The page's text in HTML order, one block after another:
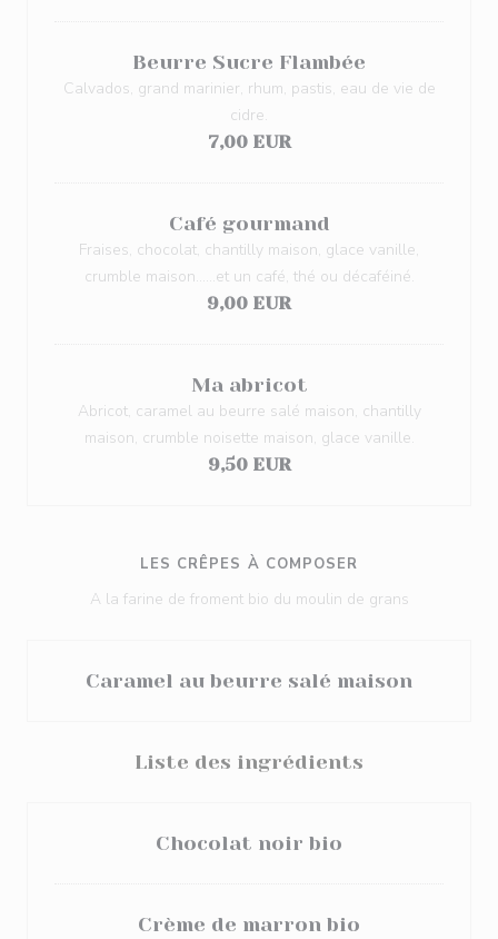
Beurre Sucre Flambée
Calvados, grand marinier, rhum, pastis, eau de vie de
cidre.
7,00 EUR
Café gourmand
Fraises, chocolat, chantilly maison, glace vanille,
crumble maison……et un café, thé ou décaféiné.
9,00 EUR
Ma abricot
Abricot, caramel au beurre salé maison, chantilly
maison, crumble noisette maison, glace vanille.
9,50 EUR
LES CRÊPES À COMPOSER
A la farine de froment bio du moulin de grans
Caramel au beurre salé maison
Liste des ingrédients
Chocolat noir bio
Crème de marron bio